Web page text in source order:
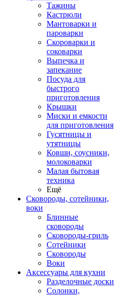
Тажины
Кастрюли
Мантоварки и
пароварки
Скороварки и
соковарки
Выпечка и
запекание
Посуда для
быстрого
приготовления
Крышки
Миски и емкости
для приготовления
Гусятницы и
утятницы
Ковши, соусники,
молоковарки
Малая бытовая
техника
Ещё
Сковороды, сотейники,
воки
Блинные
сковороды
Сковороды-гриль
Сотейники
Сковороды
Воки
Аксессуары для кухни
Разделочные доски
Солонки,